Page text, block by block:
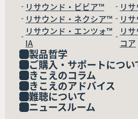
リサウンド・ビビア™
リ
リサウンド・ネクシア™
リ
リサウンド・エンツォ™
IA
リ
コア
製品哲学
ご購入・サポートについ
きこえのコラム
きこえのアドバイス
難聴について
ニュースルーム